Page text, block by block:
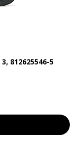
812625546-5